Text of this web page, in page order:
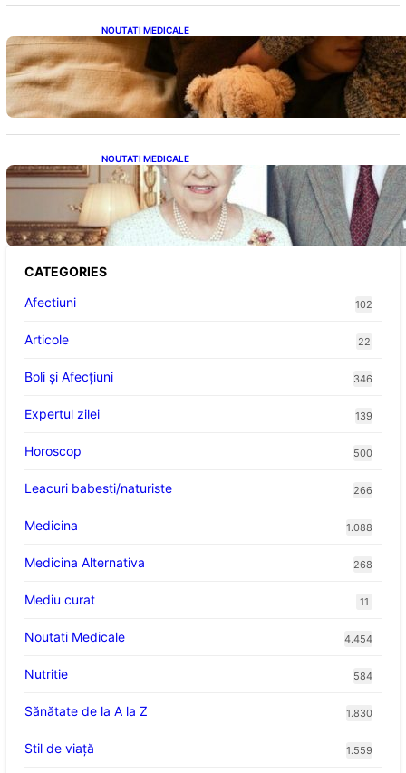
NOUTATI MEDICALE
Somnul Sănătos: Câte Ore Trebuie Să Dormi
în Funcție de Vârstă și Impactul Asupra
Sănătății
NOUTATI MEDICALE
Longevitatea în Rândul Celebrităților: Lecții
din Viața Prințului Philip și a Altora care Au
Fost Pe Punctul de a Împlini 100 de Ani
CATEGORIES
Afectiuni
102
Articole 22
Boli și Afecțiuni 346
Expertul zilei 139
Horoscop 500
Leacuri babesti/naturiste 266
Medicina 1.088
Medicina Alternativa 268
Mediu curat 11
Noutati Medicale 4.454
Nutritie 584
Sănătate de la A la Z 1.830
Stil de viaţă 1.559